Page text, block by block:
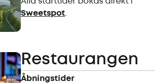
Sweetspot
Restaurangen
Åbningstider